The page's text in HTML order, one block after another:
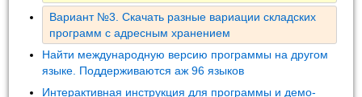
Вариант №3. Скачать разные вариации складских
программ с адресным хранением
Найти международную версию программы на другом
языке. Поддерживаются аж 96 языков
Интерактивная инструкция для программы и демо-